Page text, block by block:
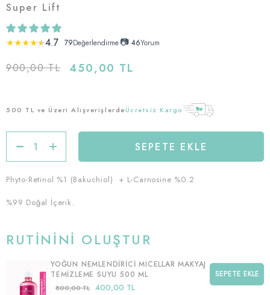
Super Lift
★★★★★4.7 79Değerlendirme📷•46Yorum
900,00 TL 450,00 TL
500 TL ve Üzeri AlışverişlerdeÜcretsiz Kargo
Phyto-Retinol %1 (Bakuchiol) + L-Carnosine %0.2
%99 Doğal İçerik.
RUTININI OLUŞTUR
YOĞUN NEMLENDIRICI MICELLAR MAKYAJ
TEMIZLEME SUYU 500 ML
400,00 TL
800,00 TL
SEPETE EKLE